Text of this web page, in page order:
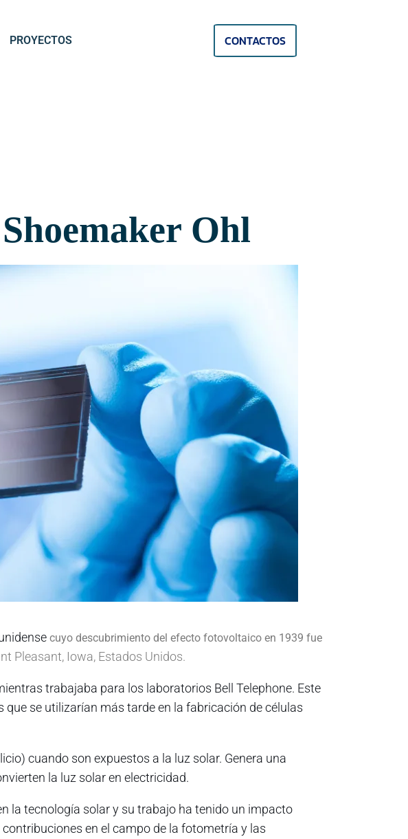
PROYECTOS CONTACTOS
Ohl
cuyo descubrimiento del efecto fotovoltaico en 1939 fue
Pleasant, Iowa, Estados Unidos.
trabajaba para los laboratorios Bell Telephone. Este
se utilizarían más tarde en la fabricación de células
cuando son expuestos a la luz solar. Genera una
la luz solar en electricidad.
la tecnología solar y su trabajo ha tenido un impacto
en el campo de la fotometría y las